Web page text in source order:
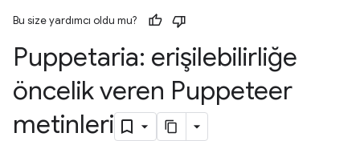
Bu size yardımcı oldu mu?
Puppetaria: erişilebilirliğe
öncelik veren Puppeteer
metinleri